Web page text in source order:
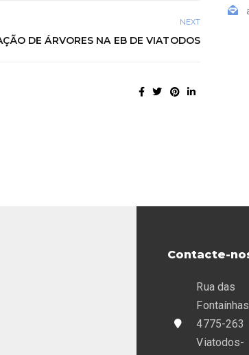
NEXT
DE ÁRVORES NA EB DE VIATODOS
Contacte-
Rua das
4775-263
Viatodos-